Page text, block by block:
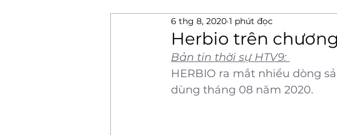
Herbio trên
6 thg 8, 2020 1 phút đọc
Bản tin thời sự HTV9:
HERBIO ra mắt nhiều dòng
dùng tháng 08 năm 2020.